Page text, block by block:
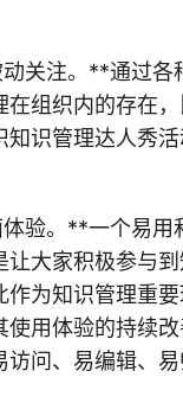
关注。**通过各
在组织内的存在
知识管理达人秀
验。**一个易用
让大家积极参与
为知识管理重要
使用体验的持续
访问、易编辑、